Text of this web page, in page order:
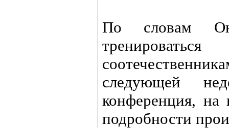
По словам
следующей
конференция, на
подробности